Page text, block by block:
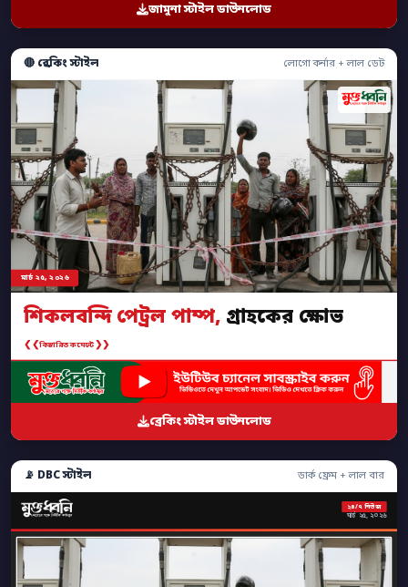
জামুনা স্টাইল ডাউনলোড
🔴 ব্রেকিং স্টাইল লোগো কর্নার + লাল ডেট
মার্চ ২৫, ২০২৬
শিকলবন্দি পেট্রল পাম্প, গ্রাহকের ক্ষোভ
❮❮বিস্তারিত কমেন্টে❯❯
ব্রেকিং স্টাইল ডাউনলোড
📡 DBC স্টাইল ডার্ক ফ্রেম + লাল বার
২৪/৭ নিউজ
মার্চ ২৫, ২০২৬